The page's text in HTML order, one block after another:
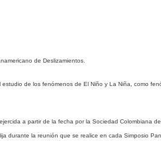
de Deslizamientos.
de los fenómenos de El Niño y La Niña, como
a partir de la fecha por la Sociedad Colombiana
durante la reunión que se realice en cada Simposio